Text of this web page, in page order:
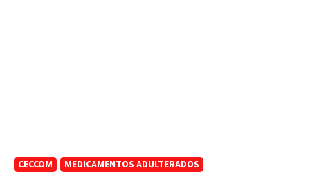
CECCOM MEDICAMENTOS ADULTERADOS